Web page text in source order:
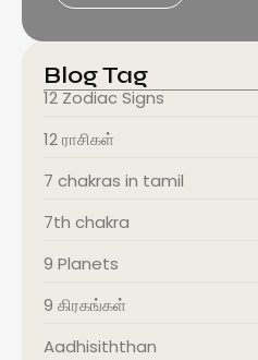
Blog Tag
12 Zodiac Signs
12 ராசிகள்
7 chakras in tamil
7th chakra
9 Planets
9 கிரகங்கள்
Aadhisiththan